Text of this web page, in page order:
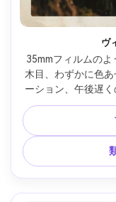
ヴ
35mmフィルムの
木目、わずかに色
ーション、午後遅
ラスタイルで撮影
フォトリアル、